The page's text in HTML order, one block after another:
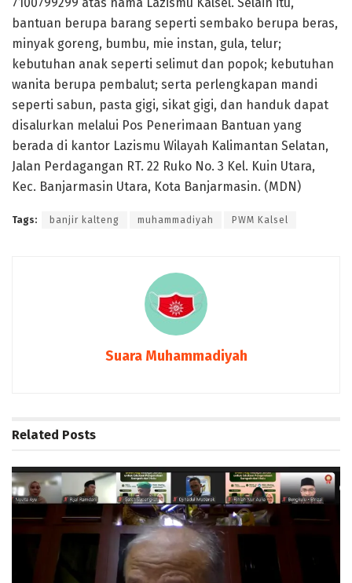
bantuan berupa barang seperti sembako berupa beras,
minyak goreng, bumbu, mie instan, gula, telur;
kebutuhan anak seperti selimut dan popok; kebutuhan
wanita berupa pembalut; serta perlengkapan mandi
seperti sabun, pasta gigi, sikat gigi, dan handuk dapat
disalurkan melalui Pos Penerimaan Bantuan yang
berada di kantor Lazismu Wilayah Kalimantan Selatan,
Jalan Perdagangan RT. 22 Ruko No. 3 Kel. Kuin Utara,
Kec. Banjarmasin Utara, Kota Banjarmasin. (MDN)
Tags: banjir kalteng muhammadiyah PWM Kalsel
Suara Muhammadiyah
Related Posts